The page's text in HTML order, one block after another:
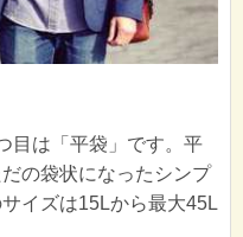
目は「平袋」です。平
の袋状になったシンプ
イズは15Lから最大45L